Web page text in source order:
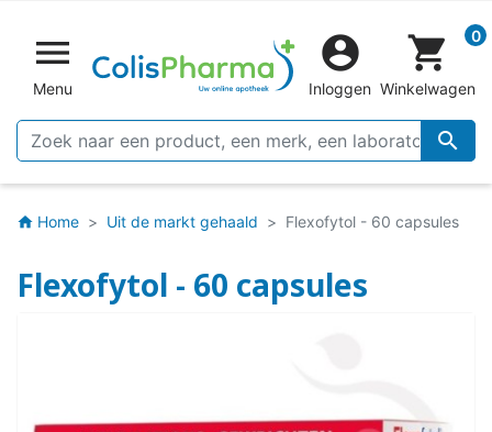

Menu


Inloggen
shopping_cart 0
Winkelwagen
home Home Uit de markt gehaald Flexofytol - 60 capsules
Flexofytol - 60 capsules